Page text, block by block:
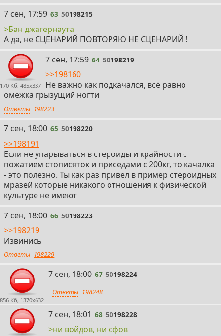
63
7 сен, 17:59 63 50198215
>Бан джагернаута
А да, не СЦЕНАРИЙ ПОВТОРЯЮ НЕ СЦЕНАРИЙ !
170 Кб, 485x337
64
7 сен, 17:59 64 50198219
>>198160
Не важно как подкачался, всё равно
омежка грызущий ногти
Ответы 198223
65
7 сен, 18:00 65 50198220
>>198191
Если не упарываться в стероиды и крайности с
пожатием стописяток и приседами с 200кг, то качалка
- это полезно. Ты как раз привел в пример стероидных
мразей которые никакого отношения к физической
культуре не имеют
66
7 сен, 18:00 66 50198223
>>198219
Извинись
Ответы 198229
856 Кб, 1370x632
67
7 сен, 18:00 67 50198224
Ответы 198248
68
7 сен, 18:01 68 50198228
>ни войдов, ни сфов